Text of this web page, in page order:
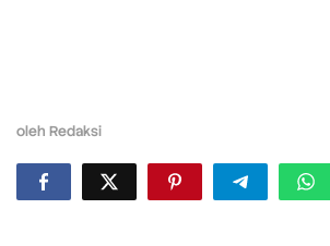
oleh Redaksi